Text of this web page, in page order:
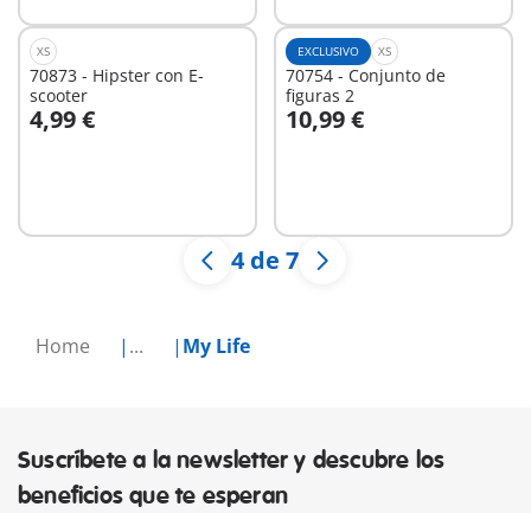
Home ... My Life
XS
70873 - Hipster con E-
scooter
4,99 €
EXCLUSIVO XS
70754 - Conjunto de
figuras 2
10,99 €
4 de 7
Suscríbete a la newsletter y descubre los
beneficios que te esperan